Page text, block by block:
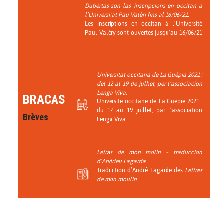
BRACAS
Brèves
Dubèrtas son las inscripcions en occitan a
l’Universitat Pau Valèri fins al 16/06/21.
Les inscriptions en occitan à l’Université
Paul Valéry sont ouvertes jusqu’au 16/06/21
Universitat occitana de La Guépia 2021 :
del 12 al 19 de julhet, per l’associacion
Lenga Viva.
Université occitane de La Guépie 2021 :
du 12 au 19 juillet, par l’association
Lenga Viva.
Letras de mon molin – traduccion
d’Andrieu Lagarda
Traduction d’André Lagarde des Lettres
de mon moulin